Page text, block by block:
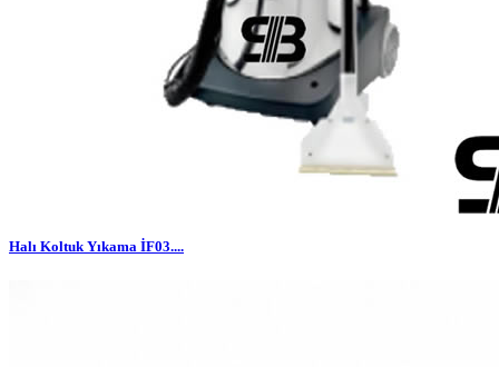
Halı Koltuk Yıkama İF03....